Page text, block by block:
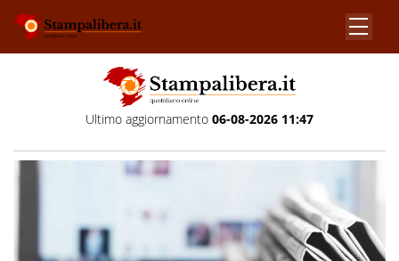
Ultimo aggiornamento 06-08-2026 11:47